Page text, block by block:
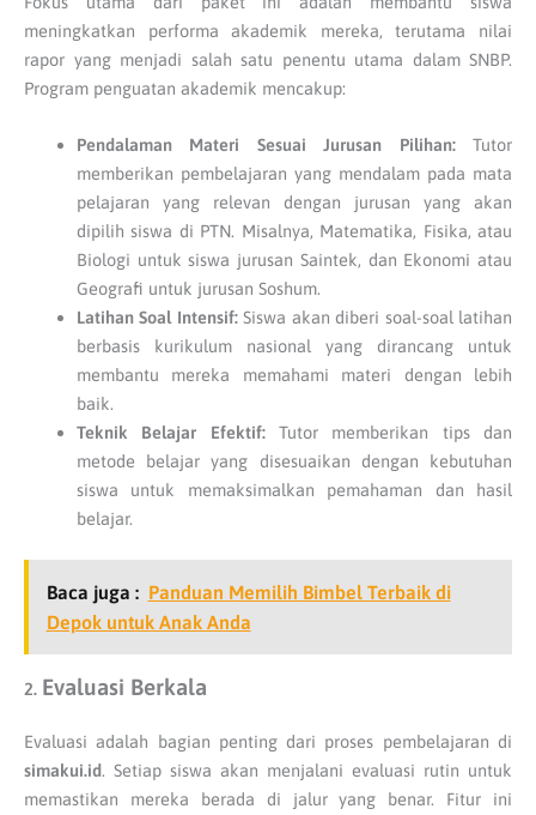
meningkatkan performa akademik mereka, terutama nilai
rapor yang menjadi salah satu penentu utama dalam SNBP.
Program penguatan akademik mencakup:
Pendalaman Materi Sesuai Jurusan Pilihan:Tutor
memberikan pembelajaran yang mendalam pada mata
pelajaran yang relevan dengan jurusan yang akan
dipilih siswa di PTN. Misalnya, Matematika, Fisika, atau
Biologi untuk siswa jurusan Saintek, dan Ekonomi atau
Geografi untuk jurusan Soshum.
Latihan Soal Intensif:Siswa akan diberi soal-soal latihan
berbasis kurikulum nasional yang dirancang untuk
membantu mereka memahami materi dengan lebih
baik.
Teknik Belajar Efektif:Tutor memberikan tips dan
metode belajar yang disesuaikan dengan kebutuhan
siswa untuk memaksimalkan pemahaman dan hasil
belajar.
Baca juga : Panduan Memilih Bimbel Terbaik di
Depok untuk Anak Anda
2. Evaluasi Berkala
Evaluasi adalah bagian penting dari proses pembelajaran di
simakui.id. Setiap siswa akan menjalani evaluasi rutin untuk
memastikan mereka berada di jalur yang benar. Fitur ini